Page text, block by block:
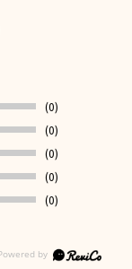
(0)
(0)
(0)
(0)
(0)